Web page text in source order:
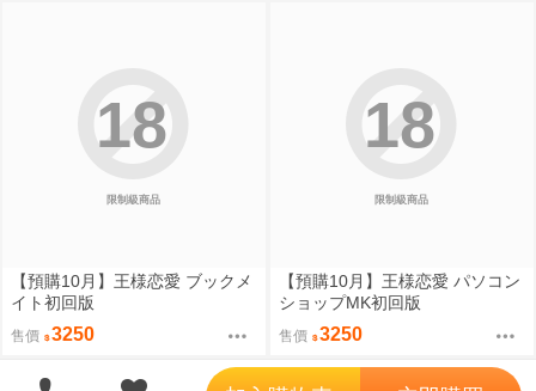
限制級商品
18
【預購10月】王様恋愛 ブックメ
イト初回版
售價 3250
限制級商品
18
【預購10月】王様恋愛 パソコン
ショップMK初回版
售價 3250